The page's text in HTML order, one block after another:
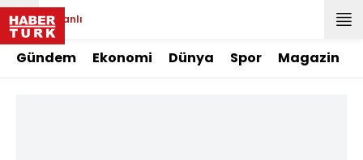
Canlı
Gündem Ekonomi Dünya Spor Magazin